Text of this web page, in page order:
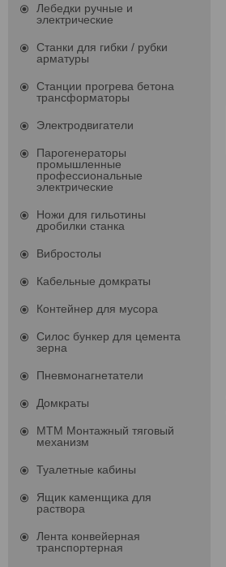
Лебедки ручные и
электрические
Станки для гибки / рубки
арматуры
Станции прогрева бетона
трансформаторы
Электродвигатели
Парогенераторы
промышленные
профессиональные
электрические
Ножи для гильотины
дробилки станка
Вибростолы
Кабельные домкраты
Контейнер для мусора
Силос бункер для цемента
зерна
Пневмонагнетатели
Домкраты
МТМ Монтажный тяговый
механизм
Туалетные кабины
Ящик каменщика для
раствора
Лента конвейерная
транспортерная